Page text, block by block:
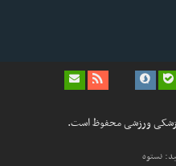
ورزشی محفوظ است.
نستوه